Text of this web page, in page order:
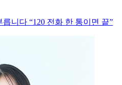
니다 “120 전화 한 통이면 끝”